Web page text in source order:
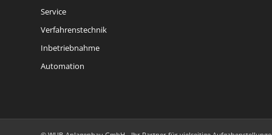
Service
Verfahrenstechnik
Inbetriebnahme
Automation